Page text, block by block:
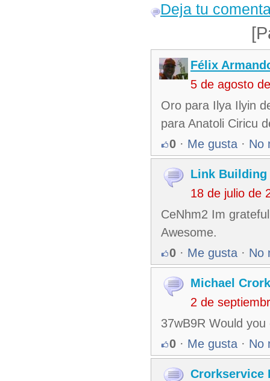
Deja tu
Félix
5 de agosto
Oro para Ilya Ilyin
para Anatoli Ciricu
0 · Me gusta · No
Link Building
18 de julio de
CeNhm2 Im
Awesome.
0 · Me gusta · No
Michael Crork
2 de
37wB9R Would
0 · Me gusta · No
Crorkservice